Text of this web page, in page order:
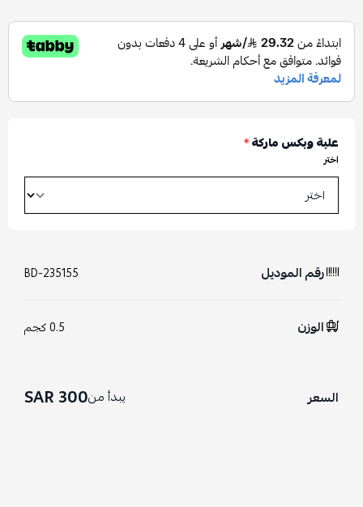
علبة وبكس ماركة*
اختر
رقم الموديل BD-235155
الوزن 0.5 كجم
السعر يبدأ من300 SAR